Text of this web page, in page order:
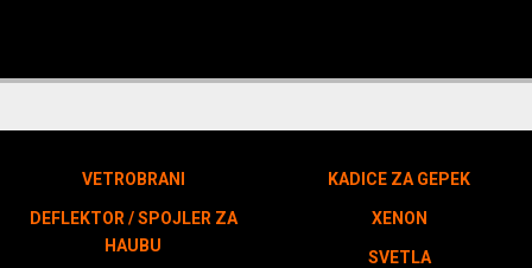
VETROBRANI
DEFLEKTOR / SPOJLER ZA
HAUBU
KADICE ZA GEPEK
XENON
SVETLA